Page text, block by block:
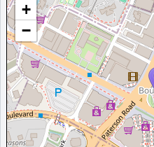
並び替え 最低価格目安 開業
シンガポール・マ
ホテル
シンガポールの中心に位置する
ットネスセンター、受賞歴のあ
シンガポールシンガポール
開業:1982年（改
最低
+
−